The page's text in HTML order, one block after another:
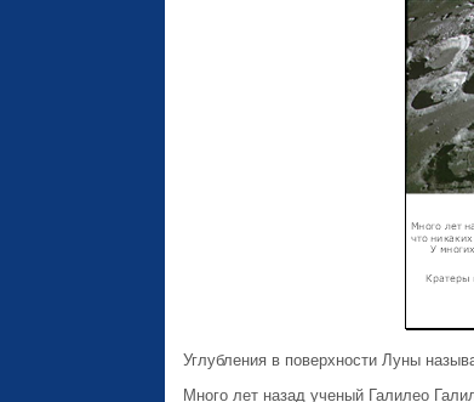
Углубления в поверхности Луны
Много лет назад ученый Галилео